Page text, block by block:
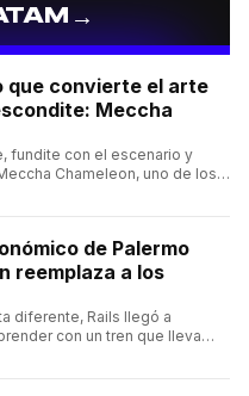
→
que convierte el arte
Meccha
fundite con el escenario y
Chameleon, uno de los
de Palermo
reemplaza a los
diferente, Rails llegó a
con un tren que lleva